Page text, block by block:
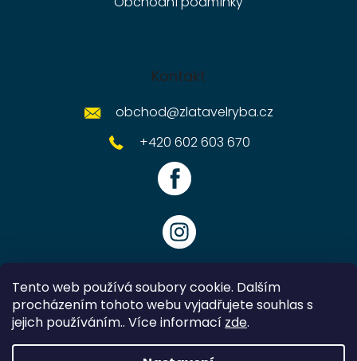
Tento web používá soubory cookie. Dalším
procházením tohoto webu vyjadřujete souhlas s
jejich používáním.. Více informací zde.
Kontakt
obchod@zlatavelryba.cz
+420 602 603 670